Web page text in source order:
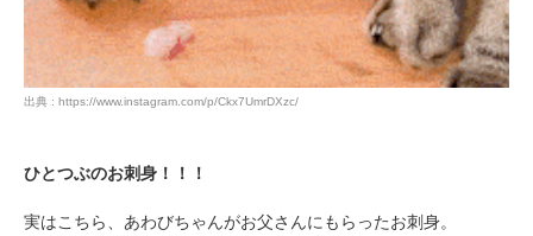
出典 : https://www.instagram.com/p/Ckx7UmrDXzc/
ひとつぶのお刺身！！！
実はこちら、あわびちゃんがお父さんにもらったお刺身。